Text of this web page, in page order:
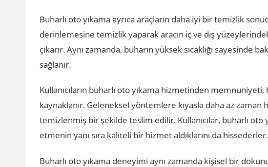
Buharlı oto yıkama ayrıca araçların daha iyi bir temizlik
derinlemesine temizlik yaparak aracın iç ve dış
çıkarır. Aynı zamanda, buharın yüksek sıcaklığı sayesinde
sağlanır.
Kullanıcıların buharlı oto yıkama hizmetinden memnuniyeti,
kaynaklanır. Geleneksel yöntemlere kıyasla daha az zaman
temizlenmiş bir şekilde teslim edilir. Kullanıcılar, buharlı
etmenin yanı sıra kaliteli bir hizmet aldıklarını da hissederler.
Buharlı oto yıkama deneyimi aynı zamanda kişisel bir